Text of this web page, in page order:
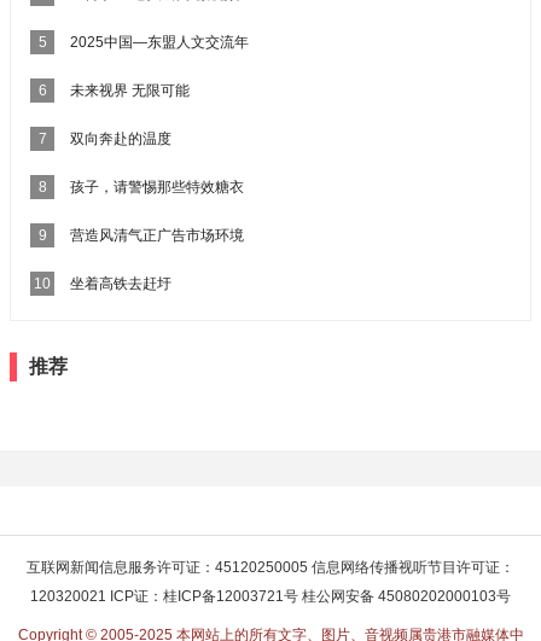
5 2025中国—东盟人文交流年
6 未来视界 无限可能
7 双向奔赴的温度
8 孩子，请警惕那些特效糖衣
9 营造风清气正广告市场环境
10 坐着高铁去赶圩
推荐
互联网新闻信息服务许可证：45120250005 信息网络传播视听节目许可证：
120320021 ICP证：桂ICP备12003721号 桂公网安备 45080202000103号
Copyright © 2005-2025 本网站上的所有文字、图片、音视频属贵港市融媒体中